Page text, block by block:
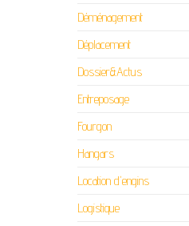
Déménagement
Déplacement
Dossier&Actus
Entreposage
Fourgon
Hangars
Location d'engins
Logistique